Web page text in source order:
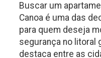
Buscar um
Canoa é uma das
para quem deseja
segurança no litoral
destaca entre as